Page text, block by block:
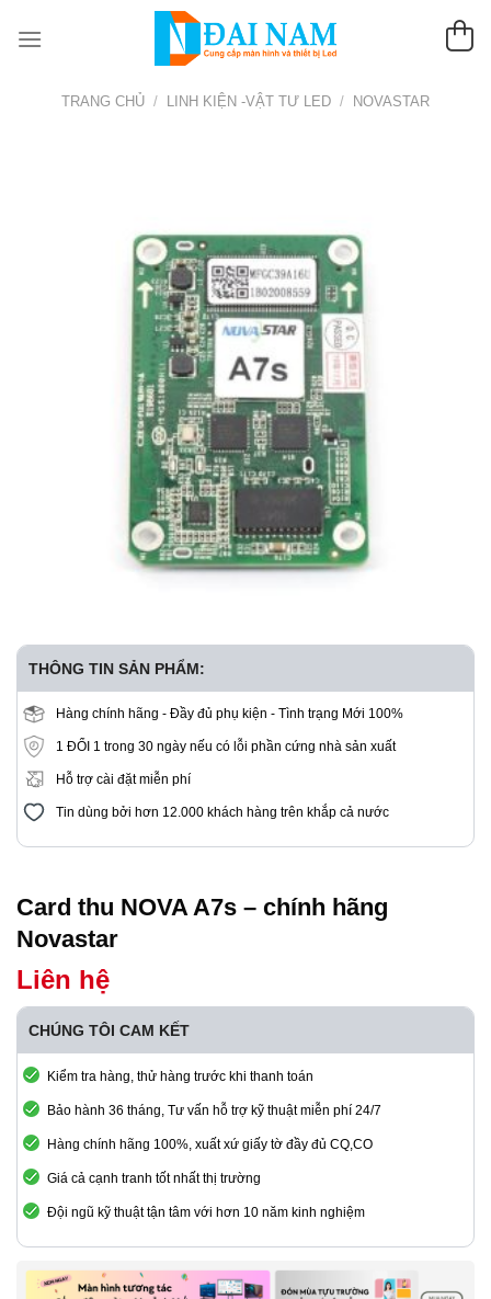
đến
TRANG CHỦ / LINH KIỆN -VẬT TƯ LED / NOVASTAR
THÔNG TIN SẢN PHẨM:
Hàng chính hãng - Đầy đủ phụ kiện - Tình trạng Mới 100%
1 ĐỔI 1 trong 30 ngày nếu có lỗi phần cứng nhà sản xuất
Hỗ trợ cài đặt miễn phí
Tin dùng bởi hơn 12.000 khách hàng trên khắp cả nước
Card thu NOVA A7s – chính hãng
Novastar
Liên hệ
CHÚNG TÔI CAM KẾT
Kiểm tra hàng, thử hàng trước khi thanh toán
Bảo hành 36 tháng, Tư vấn hỗ trợ kỹ thuật miễn phí 24/7
Hàng chính hãng 100%, xuất xứ giấy tờ đầy đủ CQ,CO
Giá cả cạnh tranh tốt nhất thị trường
Đội ngũ kỹ thuật tận tâm với hơn 10 năm kinh nghiệm